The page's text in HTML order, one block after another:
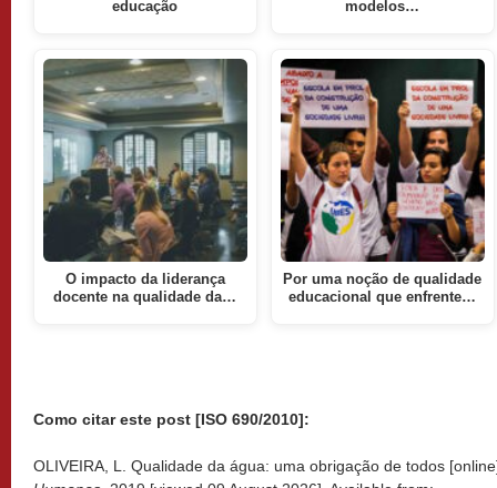
educação
O impacto da liderança
docente na qualidade da…
modelos…
Por uma noção de qualidade
educacional que enfrente…
Como citar este post [ISO 690/2010]:
OLIVEIRA, L. Qualidade da água: uma obrigação de todos